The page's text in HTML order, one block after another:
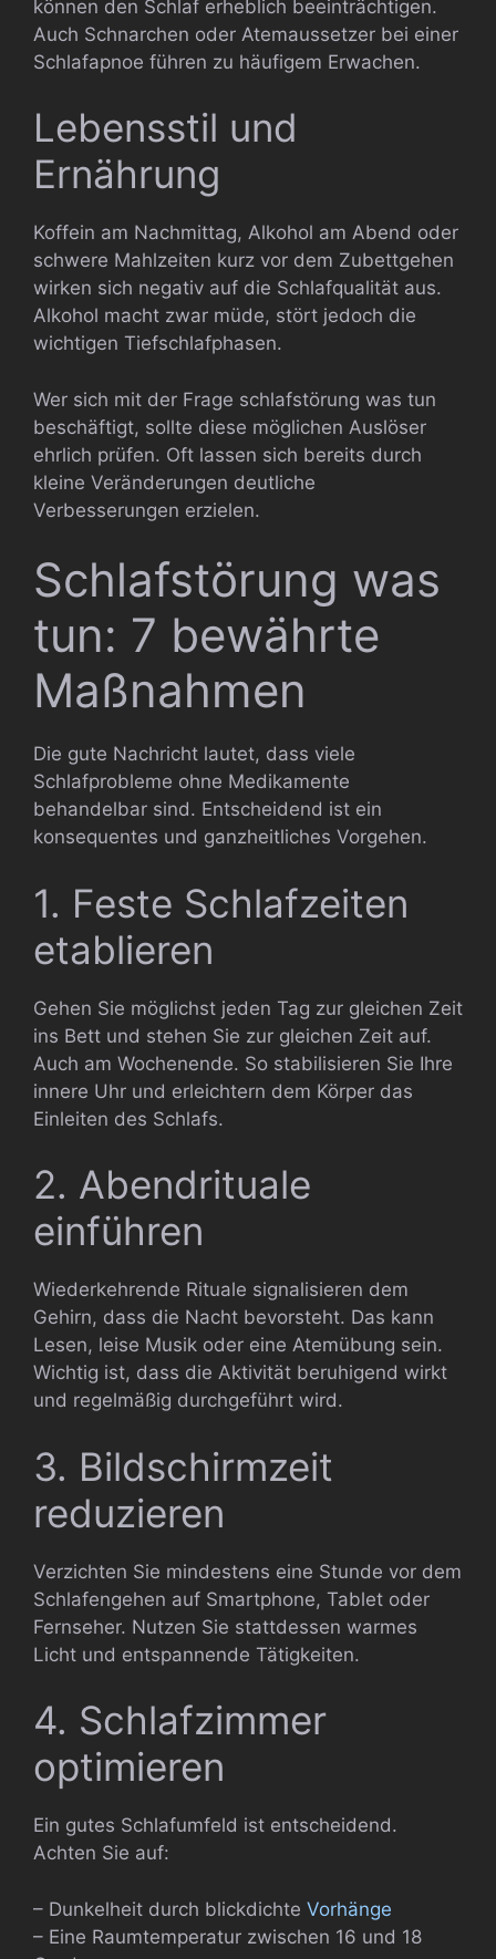
können den Schlaf erheblich beeinträchtigen.
Auch Schnarchen oder Atemaussetzer bei einer
Schlafapnoe führen zu häufigem Erwachen.
Lebensstil und
Ernährung
Koffein am Nachmittag, Alkohol am Abend oder
schwere Mahlzeiten kurz vor dem Zubettgehen
wirken sich negativ auf die Schlafqualität aus.
Alkohol macht zwar müde, stört jedoch die
wichtigen Tiefschlafphasen.
Wer sich mit der Frage schlafstörung was tun
beschäftigt, sollte diese möglichen Auslöser
ehrlich prüfen. Oft lassen sich bereits durch
kleine Veränderungen deutliche
Verbesserungen erzielen.
Schlafstörung was
tun: 7 bewährte
Maßnahmen
Die gute Nachricht lautet, dass viele
Schlafprobleme ohne Medikamente
behandelbar sind. Entscheidend ist ein
konsequentes und ganzheitliches Vorgehen.
1. Feste Schlafzeiten
etablieren
Gehen Sie möglichst jeden Tag zur gleichen Zeit
ins Bett und stehen Sie zur gleichen Zeit auf.
Auch am Wochenende. So stabilisieren Sie Ihre
innere Uhr und erleichtern dem Körper das
Einleiten des Schlafs.
2. Abendrituale
einführen
Wiederkehrende Rituale signalisieren dem
Gehirn, dass die Nacht bevorsteht. Das kann
Lesen, leise Musik oder eine Atemübung sein.
Wichtig ist, dass die Aktivität beruhigend wirkt
und regelmäßig durchgeführt wird.
3. Bildschirmzeit
reduzieren
Verzichten Sie mindestens eine Stunde vor dem
Schlafengehen auf Smartphone, Tablet oder
Fernseher. Nutzen Sie stattdessen warmes
Licht und entspannende Tätigkeiten.
4. Schlafzimmer
optimieren
Ein gutes Schlafumfeld ist entscheidend.
Achten Sie auf:
– Dunkelheit durch blickdichte Vorhänge
– Eine Raumtemperatur zwischen 16 und 18